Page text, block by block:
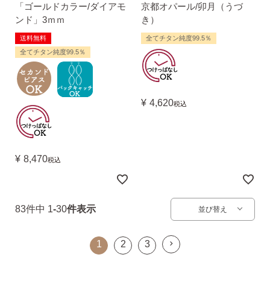
「ゴールドカラー/ダイアモ
ンド」3ｍｍ
送料無料
全てチタン純度99.5％
¥ 8,470税込
京都オパール/卯月（うづ
き）
全てチタン純度99.5％
¥ 4,620税込
並び替え
83件中 1-30件表示
1 2 3